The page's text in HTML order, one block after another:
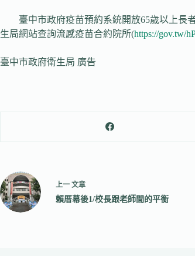
臺中市政府疫苗預約系統開放65歲以上長者
生局網站查詢流感疫苗合約院所(https://gov.tw/
臺中市政府衛生局 廣告
上一 文章
賴厝幕後1/校長跟老師間的平衡